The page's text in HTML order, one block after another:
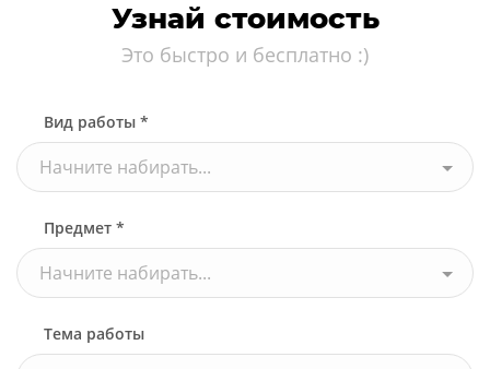
Узнай стоимость
Это быстро и бесплатно :)
Вид работы *
Начните набирать...
Предмет *
Начните набирать...
Тема работы